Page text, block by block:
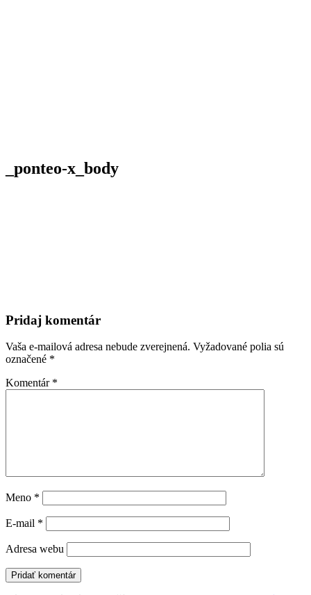
_ponteo-x_body
Pridaj komentár
Vaša e-mailová adresa nebude zverejnená. Vyžadované polia sú
označené *
Komentár *
Meno *
E-mail *
Adresa webu